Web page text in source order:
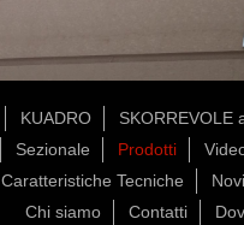
KUADRO
SKORREVOLE
Sezionale Prodotti
Caratteristiche Tecniche
Chi siamo
Contatti